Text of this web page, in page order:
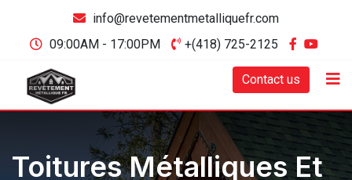
info@revetementmetalliquefr.com
09:00AM - 17:00PM
+(418) 725-2125
Contact us
Toitures Métalliques Et